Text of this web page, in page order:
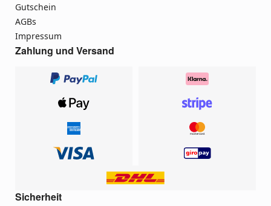
Gutschein
AGBs
Impressum
Zahlung und Versand
Sicherheit